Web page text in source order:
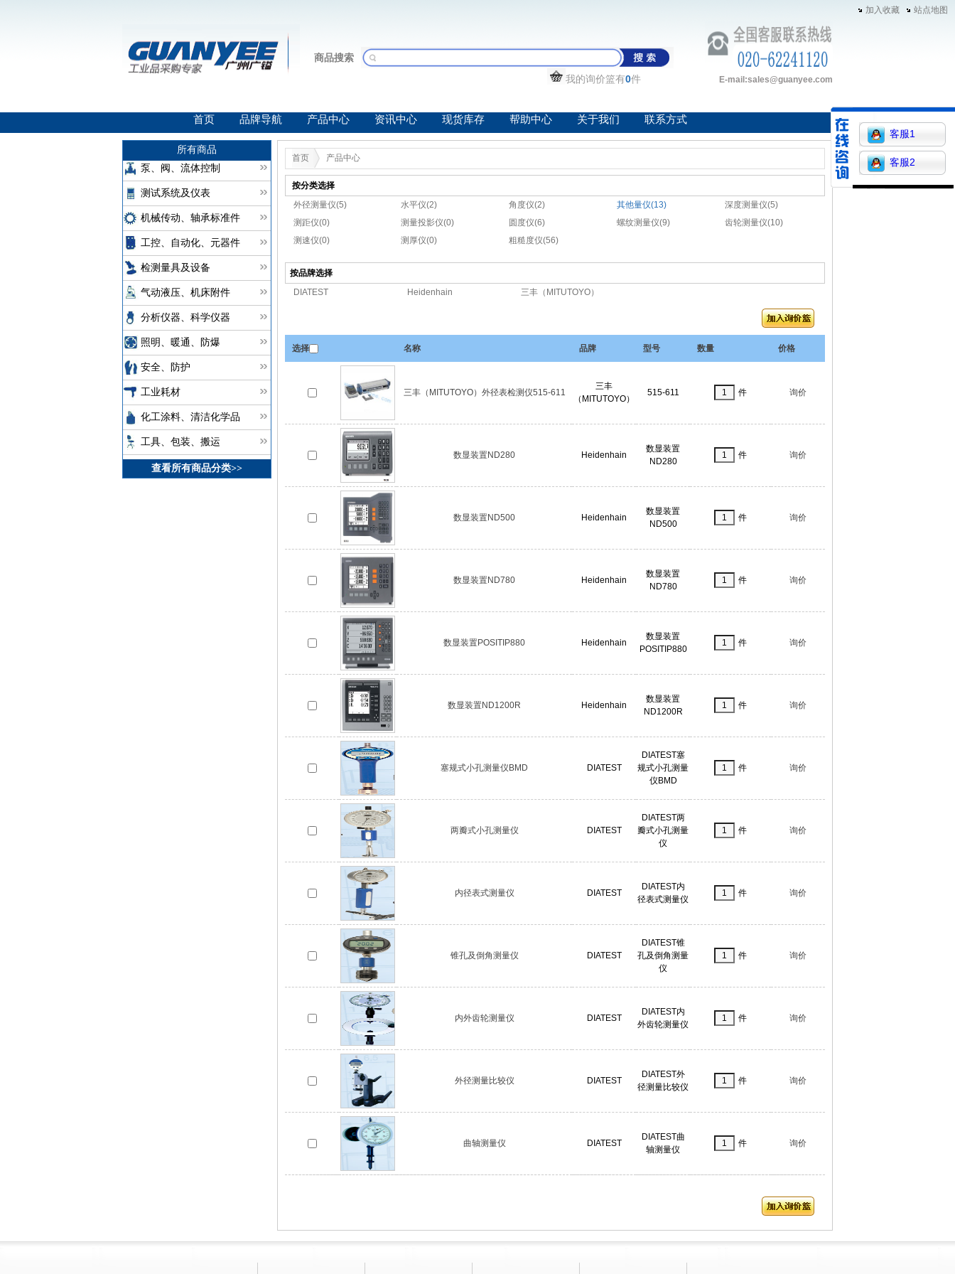
客服1
客服2
加入收藏 站点地图
商品搜索
我的询价篮有0件 E-mail:sales@guanyee.com
首页 品牌导航 产品中心 资讯中心 现货库存 帮助中心 关于我们 联系方式
所有商品
泵、阀、流体控制
测试系统及仪表
机械传动、轴承标准件
工控、自动化、元器件
检测量具及设备
气动液压、机床附件
分析仪器、科学仪器
照明、暖通、防爆
安全、防护
工业耗材
化工涂料、清洁化学品
工具、包装、搬运
查看所有商品分类>>
首页 产品中心
按分类选择
外径测量仪(5)
水平仪(2) 角度仪(2) 其他量仪(13)
深度测量仪(5)
测距仪(0)
测量投影仪(0) 圆度仪(6) 螺纹测量仪(9)
齿轮测量仪(10)
测速仪(0)
测厚仪(0) 粗糙度仪(56)
按品牌选择
DIATEST
Heidenhain 三丰（MITUTOYO）
选择 名称 品牌 型号 数量 价格
三丰（MITUTOYO）外径表检测仪515-611
三丰
（MITUTOYO）
515-611 件 询价
数显装置ND280 Heidenhain
数显装置
ND280
件 询价
数显装置ND500 Heidenhain
数显装置
ND500
件 询价
数显装置ND780 Heidenhain
数显装置
ND780
件 询价
数显装置POSITIP880 Heidenhain
数显装置
POSITIP880
件 询价
数显装置ND1200R Heidenhain
数显装置
ND1200R
件 询价
塞规式小孔测量仪BMD DIATEST
DIATEST塞
规式小孔测量
仪BMD
件 询价
两瓣式小孔测量仪 DIATEST
DIATEST两
瓣式小孔测量
仪
件 询价
内径表式测量仪 DIATEST
DIATEST内
径表式测量仪
件 询价
锥孔及倒角测量仪 DIATEST
DIATEST锥
孔及倒角测量
仪
件 询价
内外齿轮测量仪 DIATEST
DIATEST内
外齿轮测量仪
件 询价
外径测量比较仪 DIATEST
DIATEST外
径测量比较仪
件 询价
曲轴测量仪 DIATEST
DIATEST曲
轴测量仪
件 询价